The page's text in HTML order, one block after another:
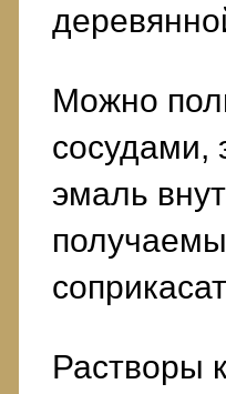
Можно
сосудами,
эмаль
Растворы